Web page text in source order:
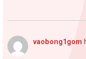
vaobong1gom